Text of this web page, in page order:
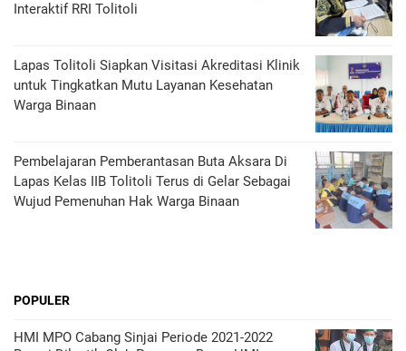
Interaktif RRI Tolitoli
Lapas Tolitoli Siapkan Visitasi Akreditasi Klinik
untuk Tingkatkan Mutu Layanan Kesehatan
Warga Binaan
Pembelajaran Pemberantasan Buta Aksara Di
Lapas Kelas IIB Tolitoli Terus di Gelar Sebagai
Wujud Pemenuhan Hak Warga Binaan
POPULER
HMI MPO Cabang Sinjai Periode 2021-2022